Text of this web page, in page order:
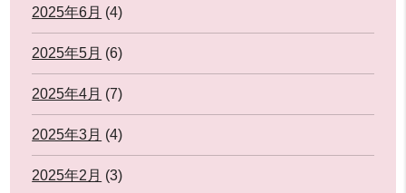
2025年6月 (4)
2025年5月 (6)
2025年4月 (7)
2025年3月 (4)
2025年2月 (3)